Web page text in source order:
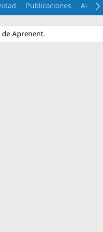
Publicaciones Acerca
Aprenent.